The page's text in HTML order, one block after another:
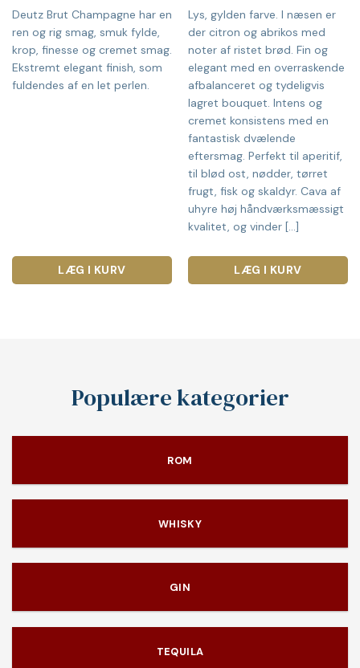
Deutz Brut Champagne har en
ren og rig smag, smuk fylde,
krop, finesse og cremet smag.
Ekstremt elegant finish, som
fuldendes af en let perlen.
LÆG I KURV
Lys, gylden farve. I næsen er
der citron og abrikos med
noter af ristet brød. Fin og
elegant med en overraskende
afbalanceret og tydeligvis
lagret bouquet. Intens og
cremet konsistens med en
fantastisk dvælende
eftersmag. Perfekt til aperitif,
til blød ost, nødder, tørret
frugt, fisk og skaldyr. Cava af
uhyre høj håndværksmæssigt
kvalitet, og vinder [...]
LÆG I KURV
Populære kategorier
ROM
WHISKY
GIN
TEQUILA